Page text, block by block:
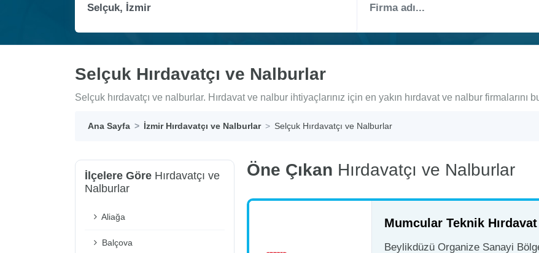
Selçuk Hırdavatçı ve Nalburlar
Selçuk hırdavatçı ve nalburlar. Hırdavat ve nalbur ihtiyaçlarınız için en yakın hırdavat ve nalbur firmalarını
Ana Sayfa İzmir Hırdavatçı ve Nalburlar Selçuk Hırdavatçı ve Nalburlar
İlçelere Göre Hırdavatçı ve
Nalburlar
Aliağa
Balçova
Öne Çıkan Hırdavatçı ve Nalburlar
Mumcular Teknik Hırdavat
Beylikdüzü Organize Sanayi